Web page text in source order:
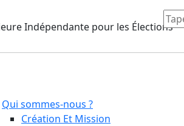
Qui sommes-nous ?
Création Et Mission